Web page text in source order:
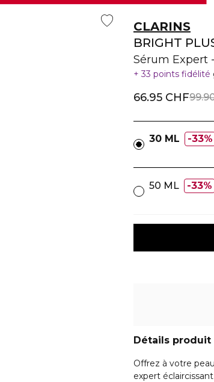
CLARINS
BRIGHT
Sérum Expert
33 points fidélité
66.95 CHF
30 ML 33%
50 ML 33%
Détails produit
Offrez à votre
expert